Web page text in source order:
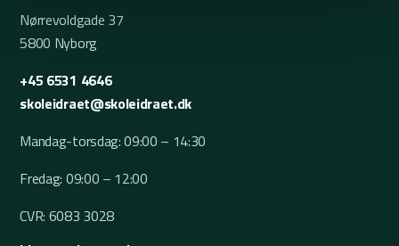
Nørrevoldgade 37
5800 Nyborg
+45 6531 4646
skoleidraet@skoleidraet.dk
Mandag-torsdag: 09:00 – 14:30
Fredag: 09:00 – 12:00
CVR: 6083 3028